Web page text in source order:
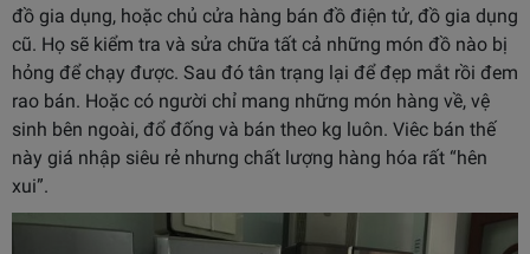
đồ gia dụng, hoặc chủ cửa hàng bán đồ điện tử, đồ gia dụng
cũ. Họ sẽ kiểm tra và sửa chữa tất cả những món đồ nào bị
hỏng để chạy được. Sau đó tân trạng lại để đẹp mắt rồi đem
rao bán. Hoặc có người chỉ mang những món hàng về, vệ
sinh bên ngoài, đổ đống và bán theo kg luôn. Viêc bán thế
này giá nhập siêu rẻ nhưng chất lượng hàng hóa rất “hên
xui”.